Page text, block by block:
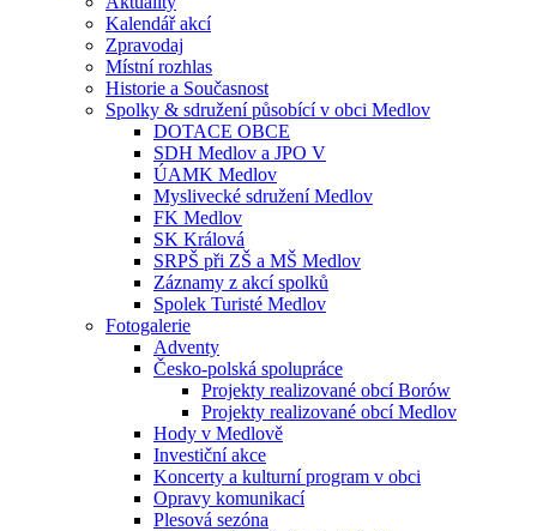
Kalendář akcí
Zpravodaj
Místní rozhlas
Historie a Současnost
Spolky & sdružení působící v obci Medlov
DOTACE OBCE
SDH Medlov a JPO V
ÚAMK Medlov
Myslivecké sdružení Medlov
FK Medlov
SK Králová
SRPŠ při ZŠ a MŠ Medlov
Záznamy z akcí spolků
Spolek Turisté Medlov
Fotogalerie
Adventy
Česko-polská spolupráce
Projekty realizované obcí Borów
Projekty realizované obcí Medlov
Hody v Medlově
Investiční akce
Koncerty a kulturní program v obci
Opravy komunikací
Plesová sezóna